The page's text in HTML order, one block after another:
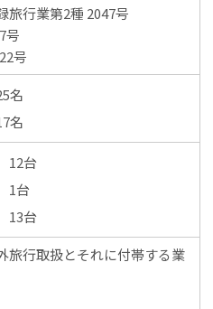
旅行業第2種 2047号
号
号
名
名
12台
1台
13台
旅行取扱とそれに付帯する業